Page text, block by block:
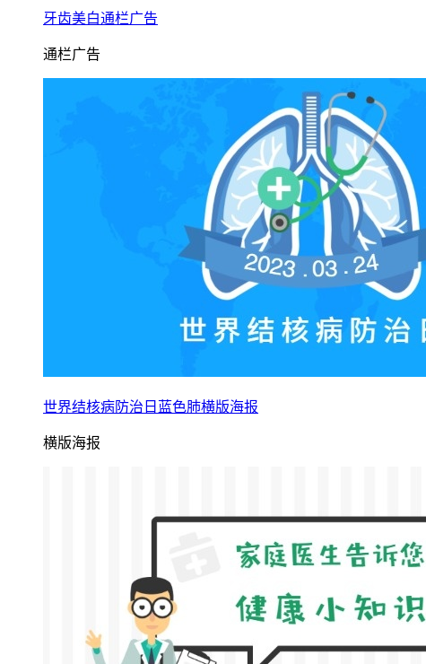
牙齿美白通栏广告
通栏广告
世界结核病防治日蓝色肺横版海报
横版海报